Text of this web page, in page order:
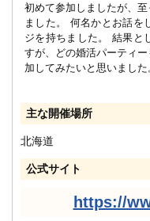
初めて参加しましたが、
ました。 何名かとお話を
ジを持ちました。 結果と
すが、どの婚活パーティ
加してみたいと思いました
主な開催場所
北海道
公式サイト
https://